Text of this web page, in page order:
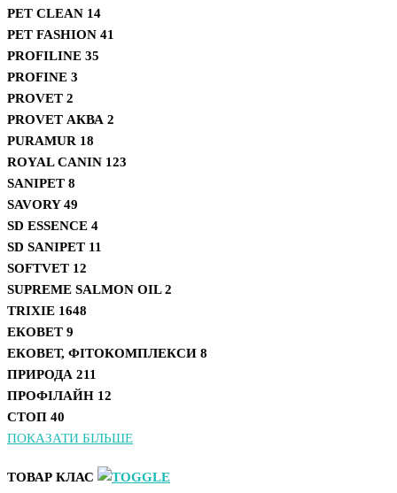
PET CLEAN 14
PET FASHION 41
PROFILINE 35
PROFINE 3
PROVET 2
PROVET АКВА 2
PURAMUR 18
ROYAL CANIN 123
SANIPET 8
SAVORY49
SD ESSENCE 4
SD SANIPET 11
SOFTVET 12
SUPREME SALMON OIL2
TRIXIE 1648
ЕКОВЕТ 9
ЕКОВЕТ, ФІТОКОМПЛЕКСИ 8
ПРИРОДА 211
ПРОФІЛАЙН 12
СТОП 40
ПОКАЗАТИ БІЛЬШЕ
ТОВАР КЛАС